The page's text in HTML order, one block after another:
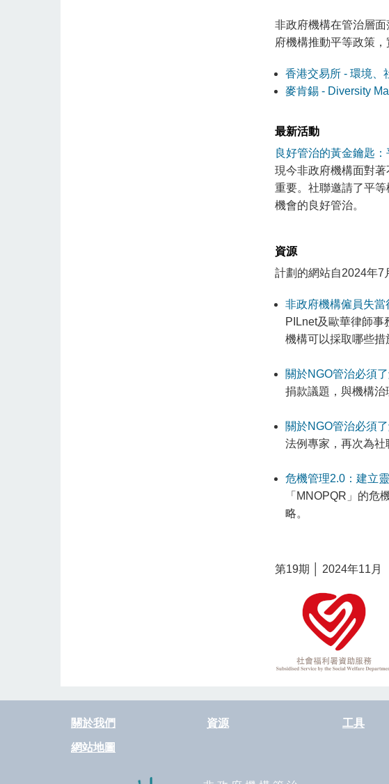
非政府機構在管治層
府機構推動平等政策
香港交易所 - 環境、
麥肯錫 - Diversity
最新活動
良好管治的黃金鑰匙：
現今非政府機構面對
重要。社聯邀請了平
機會的良好管治。
資源
計劃的網站自2024年7
非政府機構僱員失當
PILnet及歐華律師
機構可以採取哪些措
關於NGO管治必須
捐款議題，與機構治
關於NGO管治必須
法例專家，再次為社
危機管理2.0：建立
「MNOPQR」的危
略。
第19期 │ 2024年11月
關於我們 資源 工具
網站地圖